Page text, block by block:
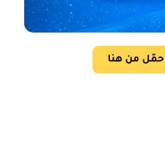
حمّل من هنا